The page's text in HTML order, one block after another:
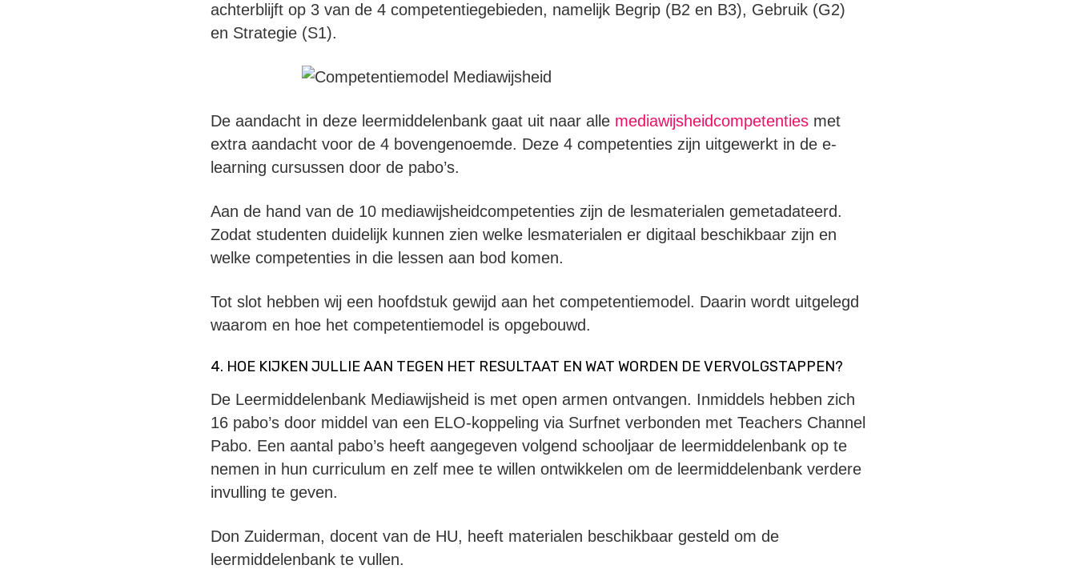
achterblijft op 3 van de 4 competentiegebieden, namelijk Begrip (B2 en B3), Gebruik (G2)
en Strategie (S1).
De aandacht in deze leermiddelenbank gaat uit naar alle mediawijsheidcompetentiesmet
extra aandacht voor de 4 bovengenoemde. Deze 4 competenties zijn uitgewerkt in de e-
learning cursussen door de pabo’s.
Aan de hand van de 10 mediawijsheidcompetenties zijn de lesmaterialen gemetadateerd.
Zodat studenten duidelijk kunnen zien welke lesmaterialen er digitaal beschikbaar zijn en
welke competenties in die lessen aan bod komen.
Tot slot hebben wij een hoofdstuk gewijd aan het competentiemodel. Daarin wordt uitgelegd
waarom en hoe het competentiemodel is opgebouwd.
4. HOE KIJKEN JULLIE AAN TEGEN HET RESULTAAT EN WAT WORDEN DE VERVOLGSTAPPEN?
De Leermiddelenbank Mediawijsheid is met open armen ontvangen. Inmiddels hebben zich
16 pabo’s door middel van een ELO-koppeling via Surfnet verbonden met Teachers Channel
Pabo. Een aantal pabo’s heeft aangegeven volgend schooljaar de leermiddelenbank op te
nemen in hun curriculum en zelf mee te willen ontwikkelen om de leermiddelenbank verdere
invulling te geven.
Don Zuiderman, docent van de HU, heeft materialen beschikbaar gesteld om de
leermiddelenbank te vullen.